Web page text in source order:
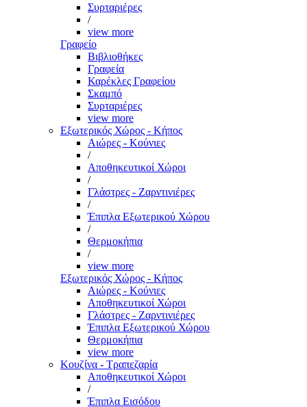
Συρταριέρες
/
view more
Γραφείο
Βιβλιοθήκες
Γραφεία
Καρέκλες Γραφείου
Σκαμπό
Συρταριέρες
view more
Εξωτερικός Χώρος - Κήπος
Αιώρες - Κούνιες
/
Αποθηκευτικοί Χώροι
/
Γλάστρες - Ζαρντινιέρες
/
Έπιπλα Εξωτερικού Χώρου
/
Θερμοκήπια
/
view more
Εξωτερικός Χώρος - Κήπος
Αιώρες - Κούνιες
Αποθηκευτικοί Χώροι
Γλάστρες - Ζαρντινιέρες
Έπιπλα Εξωτερικού Χώρου
Θερμοκήπια
view more
Κουζίνα - Τραπεζαρία
Αποθηκευτικοί Χώροι
/
Έπιπλα Εισόδου